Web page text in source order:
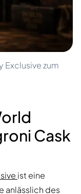
Exclusive zum
Cask
ist eine
anlässlich des